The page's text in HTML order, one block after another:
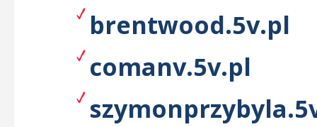
brentwood.5v.pl
comanv.5v.pl